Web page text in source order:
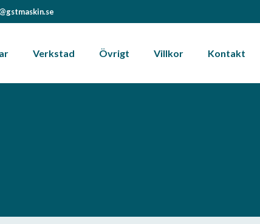
Verkstad Övrigt Villkor Kontakt